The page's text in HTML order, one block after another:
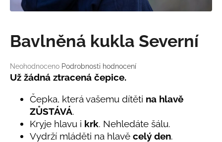
Průměrné
hodnocení
hvězdiček.
Neohodnoceno Podrobnosti hodnocení
Bavlněná kukla Severní
Už žádná ztracená čepice.
Čepka, která vašemu dítěti na hlavě
ZŮSTÁVÁ.
Kryje hlavu i krk. Nehledáte šálu.
Vydrží mláděti na hlavě celý den.
HLEDAT